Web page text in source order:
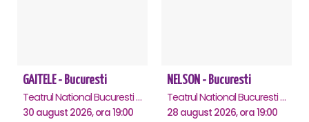
GAITELE - Bucuresti
Teatrul National Bucuresti - Sala Ion Caramitru, Bucuresti
30 august 2026, ora 19:00
NELSON - Bucuresti
Teatrul National Bucuresti - Sala Ion Caramitru, Bucuresti
28 august 2026, ora 19:00